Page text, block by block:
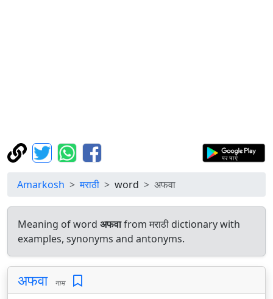
Amarkosh मराठी word अफवा
Meaning of word अफवाfrom मराठी dictionary with
examples, synonyms and antonyms.
अफवा नाम